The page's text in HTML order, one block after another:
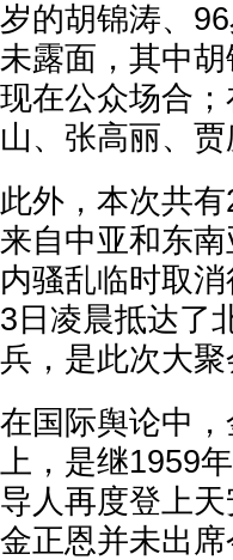
岁的胡锦涛、
未露面，其中
现在公众场合
山、张高丽、贾
此外，本次共
来自中亚和东
内骚乱临时取
3日凌晨抵达了
兵，是此次大聚
在国际舆论中
上，是继1959
导人再度登上
金正恩并未出